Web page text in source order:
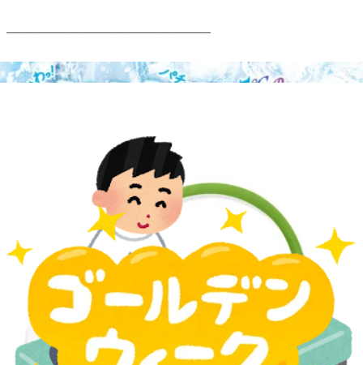
――――――――――――――――――
お店でのケアに加えて、
せっかくならこの機会に、
「施術＋セルフケア」の習慣、始めてみませんか？
期間は【2026年5月10日まで】。
気になった今が、始めどきです。
電話予約する 0438-38-4530
最近のブログ